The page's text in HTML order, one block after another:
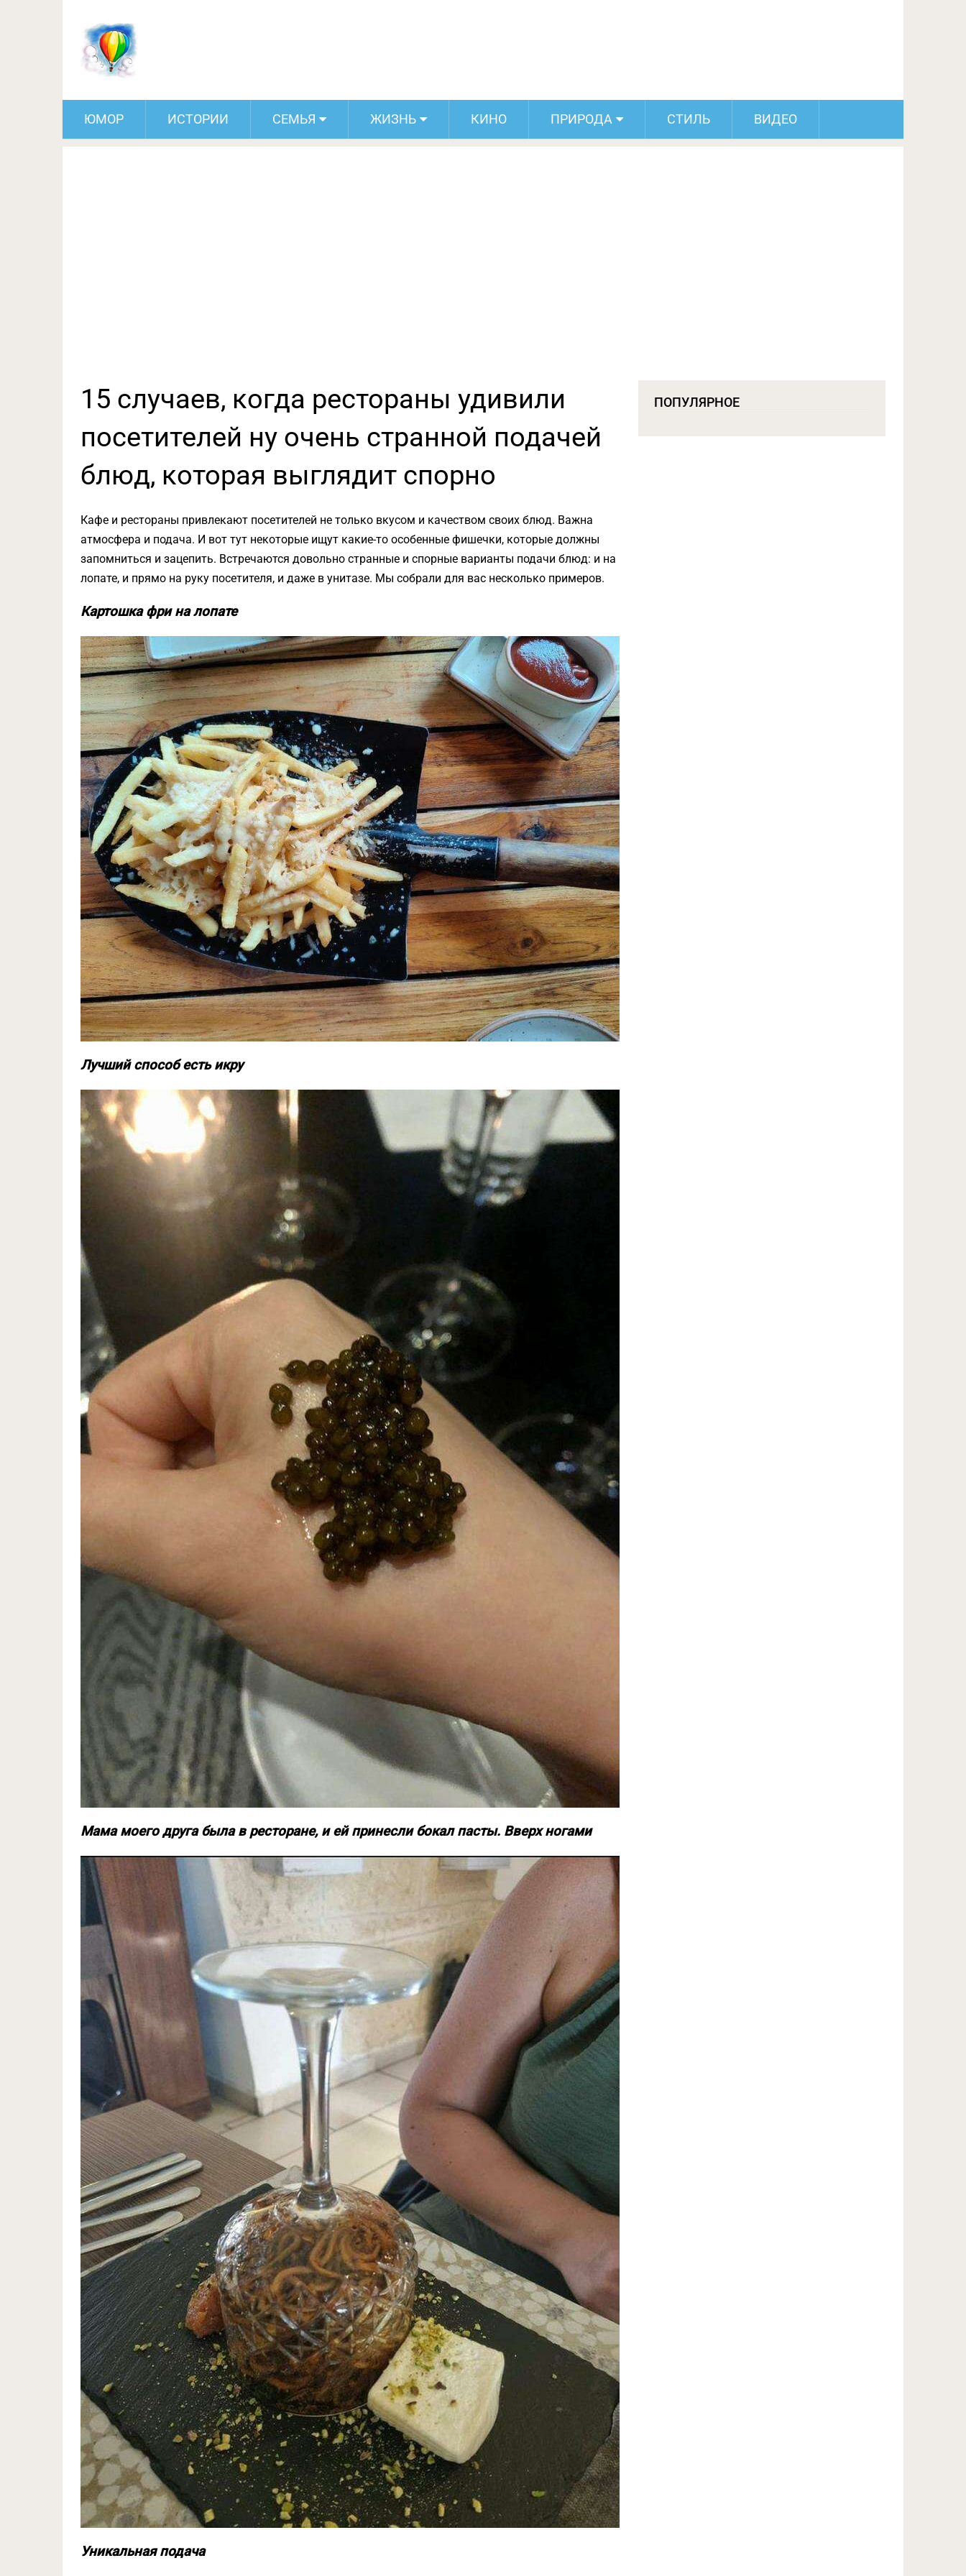
ЮМОР ИСТОРИИ СЕМЬЯ ЖИЗНЬ КИНО ПРИРОДА СТИЛЬ ВИДЕО
15 случаев, когда рестораны удивили
посетителей ну очень странной подачей
блюд, которая выглядит спорно
Кафе и рестораны привлекают посетителей не только вкусом и качеством своих блюд. Важна
атмосфера и подача. И вот тут некоторые ищут какие-то особенные фишечки, которые должны
запомниться и зацепить. Встречаются довольно странные и спорные варианты подачи блюд: и на
лопате, и прямо на руку посетителя, и даже в унитазе. Мы собрали для вас несколько примеров.
Картошка фри на лопате
Лучший способ есть икру
Мама моего друга была в ресторане, и ей принесли бокал пасты. Вверх ногами
Уникальная подача
ПОПУЛЯРНОЕ